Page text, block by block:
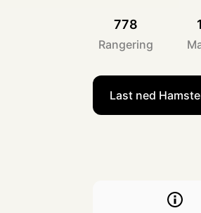
778
Rangering
Last ned